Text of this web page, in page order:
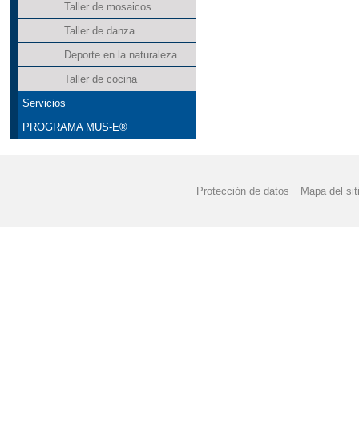
Taller de mosaicos
Taller de danza
Deporte en la naturaleza
Taller de cocina
Servicios
PROGRAMA MUS-E®
Protección de datos Mapa del